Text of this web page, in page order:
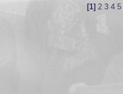
[1] 2 3 4 5